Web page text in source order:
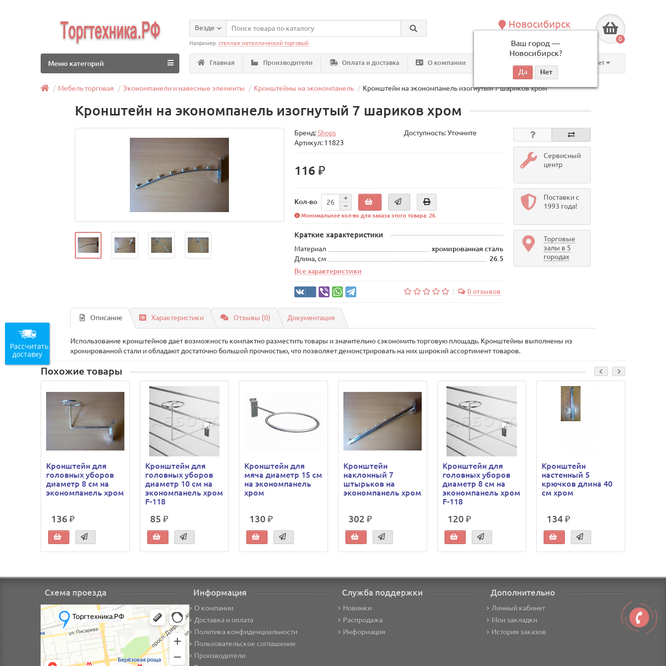
Новосибирск
Ваш город —
Новосибирск?
по будням, с 09:00 до 18:00
0
Везде
Например:стеллаж металлический торговый
Главная Производители Оплата и доставка О компании Личный кабинет
Меню категорий
Мебель торговая Экономпанели и навесные элементы Кронштейны на экономпанель Кронштейн на экономпанель изогнутый 7 шариков хром
Кронштейн на экономпанель изогнутый 7 шариков хром
Бренд:Shops
Доступность: Уточните
Артикул: 11823
116 ₽
Кол-во
Минимальное кол-во для заказа этого товара: 26.
Краткие характеристики
Материал
хромированная сталь
Длина, см
26.5
Все характеристики
0 отзывов
Сервисный
центр
Поставки с
1993 года!
Торговые
залы в 5
городах
Описание Характеристики Отзывы (0) Документация
Использование кронштейнов дает возможность компактно разместить товары и значительно сэкономить торговую площадь. Кронштейны выполнены из
хромированной стали и обладают достаточно большой прочностью, что позволяет демонстрировать на них широкий ассортимент товаров.
Похожие товары
Кронштейн для
головных уборов
диаметр 8 см на
экономпанель хром
136 ₽
Кронштейн для
головных уборов
диаметр 10 см на
экономпанель хром
F-118
85 ₽
Кронштейн для
мяча диаметр 15 см
на экономпанель
хром
130 ₽
Кронштейн
наклонный 7
штырьков на
экономпанель хром
302 ₽
Кронштейн для
головных уборов
диаметр 8 см на
экономпанель хром
F-118
120 ₽
Кронштейн
настенный 5
крючков длина 40
см хром
134 ₽
Схема проезда Информация
О компании
Доставка и оплата
Политика конфиденциальности
Пользовательское соглашение
Производители
Служба поддержки
Новинки
Распродажа
Информация
Дополнительно
Личный кабинет
Мои закладки
История заказов
Рассчитать
доставку